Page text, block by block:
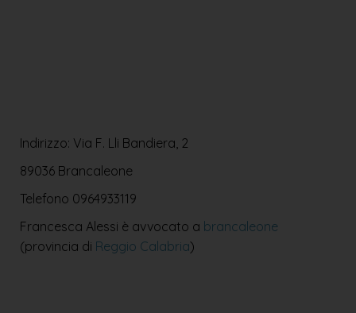
Indirizzo: Via F. Lli Bandiera, 2
89036 Brancaleone
Telefono 0964933119
Francesca Alessi è avvocato a brancaleone
(provincia di Reggio Calabria)